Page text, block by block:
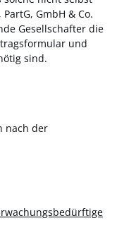
GmbH & Co.
Gesellschafter die
und
sind.
nach der